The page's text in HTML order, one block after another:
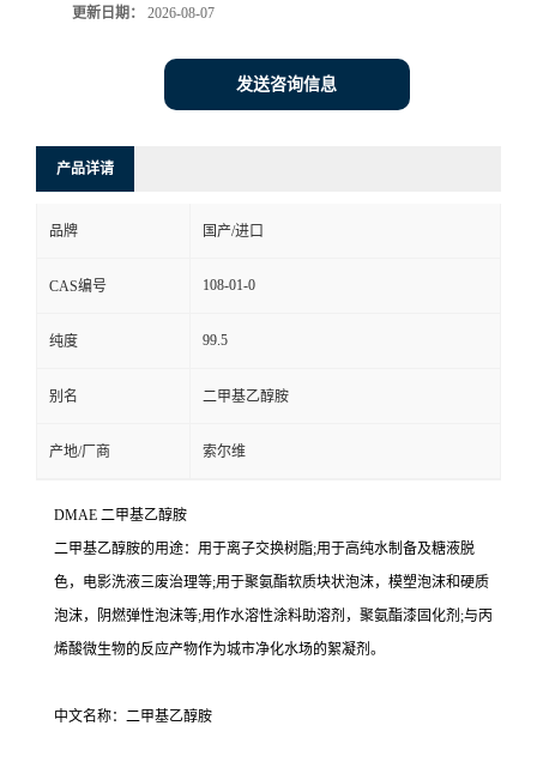
更新日期： 2026-08-07
发送咨询信息
产品详请
品牌 国产/进口
CAS编号 108-01-0
纯度 99.5
别名 二甲基乙醇胺
产地/厂商 索尔维
DMAE 二甲基乙醇胺
二甲基乙醇胺的用途：用于离子交换树脂;用于高纯水制备及糖液脱
色，电影洗液三废治理等;用于聚氨酯软质块状泡沫，模塑泡沫和硬质
泡沫，阴燃弹性泡沫等;用作水溶性涂料助溶剂，聚氨酯漆固化剂;与丙
烯酸微生物的反应产物作为城市净化水场的絮凝剂。
中文名称：二甲基乙醇胺